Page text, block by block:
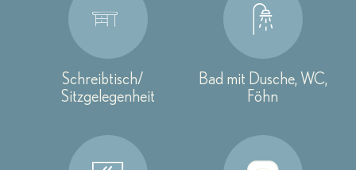
Schreibtisch/
Sitzgelegenheit
Bad mit Dusche, WC,
Föhn